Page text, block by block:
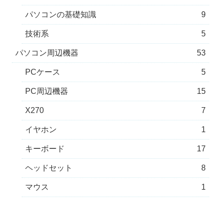
パソコンの基礎知識 9
技術系 5
パソコン周辺機器 53
PCケース 5
PC周辺機器 15
X270 7
イヤホン 1
キーボード 17
ヘッドセット 8
マウス 1